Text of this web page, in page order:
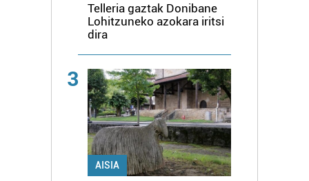
Telleria gaztak Donibane
Lohitzuneko azokara iritsi
dira
3
AISIA